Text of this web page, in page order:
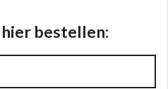
bestellen: